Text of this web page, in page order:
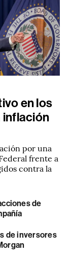
en los
inflación
por una
frente a
contra la
de
de inversores